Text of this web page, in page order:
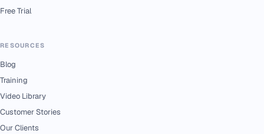
Free Trial
RESOURCES
Blog
Training
Video Library
Customer Stories
Our Clients